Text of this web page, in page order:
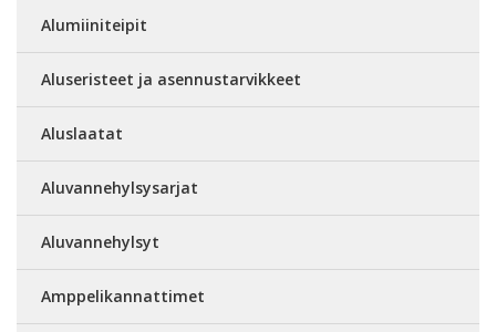
Alumiiniteipit
Aluseristeet ja asennustarvikkeet
Aluslaatat
Aluvannehylsysarjat
Aluvannehylsyt
Amppelikannattimet